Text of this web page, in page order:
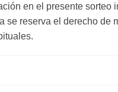
en el presente sorteo
se reserva el derecho de